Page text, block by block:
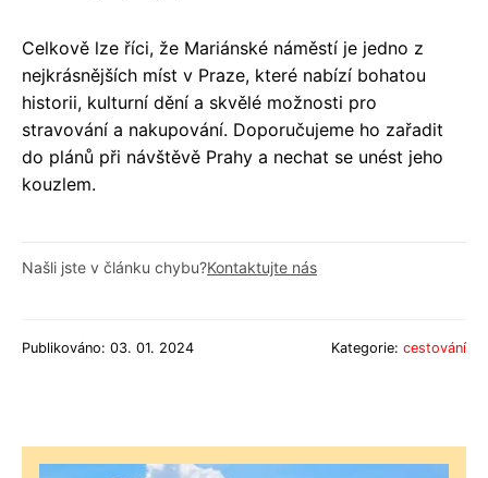
Celkově lze říci, že Mariánské náměstí je jedno z
nejkrásnějších míst v Praze, které nabízí bohatou
historii, kulturní dění a skvělé možnosti pro
stravování a nakupování. Doporučujeme ho zařadit
do plánů při návštěvě Prahy a nechat se unést jeho
kouzlem.
Našli jste v článku chybu?Kontaktujte nás
Publikováno: 03. 01. 2024 Kategorie: cestování